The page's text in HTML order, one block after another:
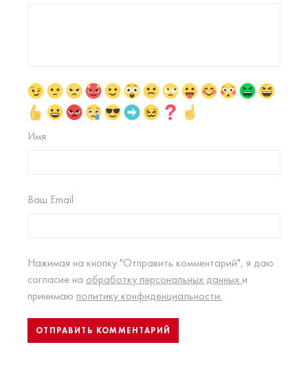
Имя
Ваш Email
Нажимая на кнопку "Отправить комментарий", я даю
согласие на обработку персональных данных и
принимаю политику конфиденциальности.